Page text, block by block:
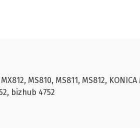
MX812, MS810, MS811, MS812,
bizhub 4752